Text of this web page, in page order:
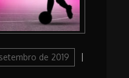
de 2019